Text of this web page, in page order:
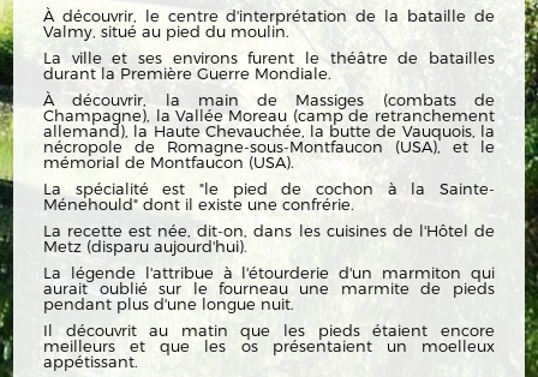
À découvrir, le centre d'interprétation de la bataille de
Valmy, situé au pied du moulin.
La ville et ses environs furent le théâtre de batailles
durant la Première Guerre Mondiale.
À découvrir, la main de Massiges (combats de
Champagne), la Vallée Moreau (camp de retranchement
allemand), la Haute Chevauchée, la butte de Vauquois, la
nécropole de Romagne-sous-Montfaucon (USA), et le
mémorial de Montfaucon (USA).
La spécialité est "le pied de cochon à la Sainte-
Ménehould" dont il existe une confrérie.
La recette est née, dit-on, dans les cuisines de l'Hôtel de
Metz (disparu aujourd'hui).
La légende l'attribue à l'étourderie d'un marmiton qui
aurait oublié sur le fourneau une marmite de pieds
pendant plus d'une longue nuit.
Il découvrit au matin que les pieds étaient encore
meilleurs et que les os présentaient un moelleux
appétissant.